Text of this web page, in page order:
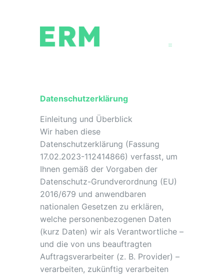
Datenschutzerklärung
Einleitung und Überblick
Wir haben diese
Datenschutzerklärung (Fassung
17.02.2023-112414866) verfasst, um
Ihnen gemäß der Vorgaben der
Datenschutz-Grundverordnung (EU)
2016/679 und anwendbaren
nationalen Gesetzen zu erklären,
welche personenbezogenen Daten
(kurz Daten) wir als Verantwortliche –
und die von uns beauftragten
Auftragsverarbeiter (z. B. Provider) –
verarbeiten, zukünftig verarbeiten